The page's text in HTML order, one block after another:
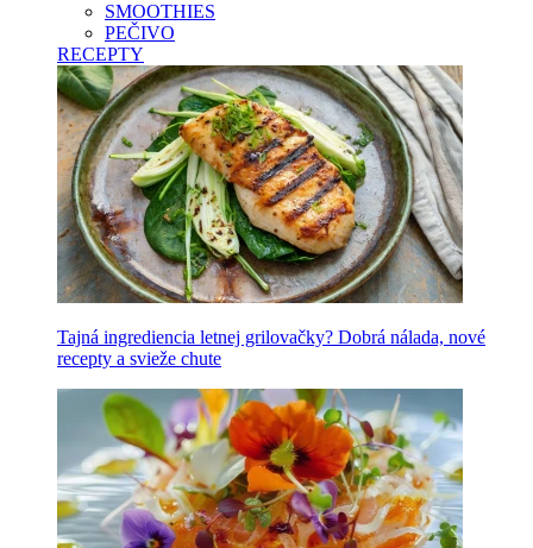
SMOOTHIES
PEČIVO
RECEPTY
Tajná ingrediencia letnej grilovačky? Dobrá nálada, nové
recepty a svieže chute